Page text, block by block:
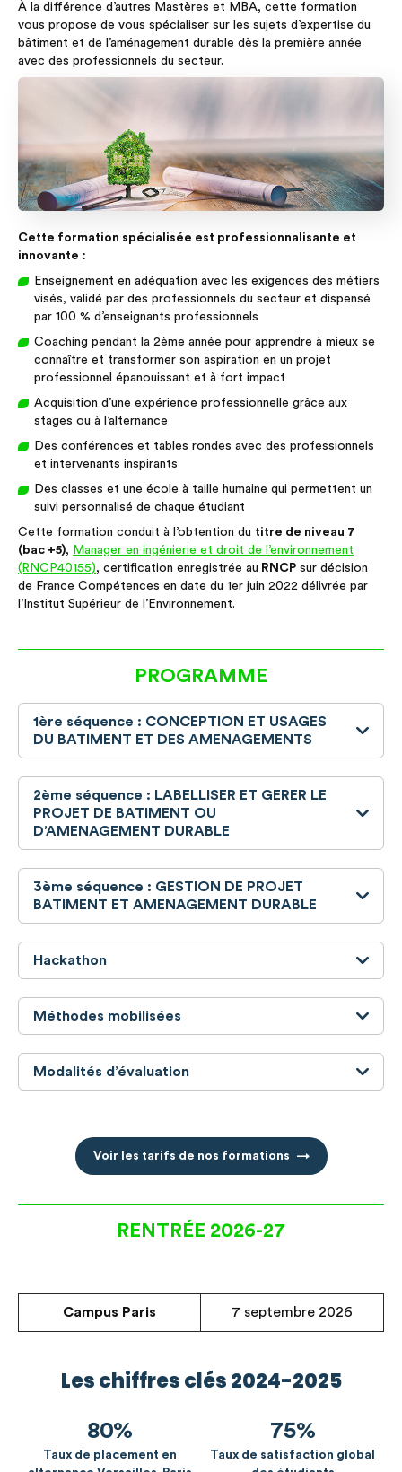
À la différence d’autres Mastères et MBA, cette formation
vous propose de vous spécialiser sur les sujets d’expertise du
bâtiment et de l’aménagement durable dès la première année
avec des professionnels du secteur.
Cette formation spécialisée est professionnalisante et
innovante :
Enseignement en adéquation avec les exigences des métiers
visés, validé par des professionnels du secteur et dispensé
par 100 % d’enseignants professionnels
Coaching pendant la 2ème année pour apprendre à mieux se
connaître et transformer son aspiration en un projet
professionnel épanouissant et à fort impact
Acquisition d’une expérience professionnelle grâce aux
stages ou à l’alternance
Des conférences et tables rondes avec des professionnels
et intervenants inspirants
Des classes et une école à taille humaine qui permettent un
suivi personnalisé de chaque étudiant
Cette formation conduit à l’obtention du titre de niveau 7
(bac +5), Manager en ingénierie et droit de l’environnement
(RNCP40155), certification enregistrée au RNCP sur décision
de France Compétences en date du 1er juin 2022 délivrée par
l’Institut Supérieur de l’Environnement.
PROGRAMME
1ère séquence : CONCEPTION ET USAGES
DU BATIMENT ET DES AMENAGEMENTS
2ème séquence : LABELLISER ET GERER LE
PROJET DE BATIMENT OU
D’AMENAGEMENT DURABLE
3ème séquence : GESTION DE PROJET
BATIMENT ET AMENAGEMENT DURABLE
Hackathon
Méthodes mobilisées
Modalités d’évaluation
Voir les tarifs de nos formations
RENTRÉE 2026-27
Campus Paris 7 septembre 2026
Les chiffres clés 2024-2025
75%
Taux de satisfaction global
89%
Taux d'insertion dans le